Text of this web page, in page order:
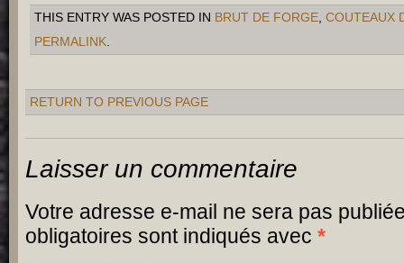
THIS ENTRY WAS POSTED IN BRUT DE FORGE COUTEAUX
PERMALINK
RETURN TO PREVIOUS PAGE
Laisser un commentaire
Votre adresse e-mail ne sera pas
obligatoires sont indiqués avec *